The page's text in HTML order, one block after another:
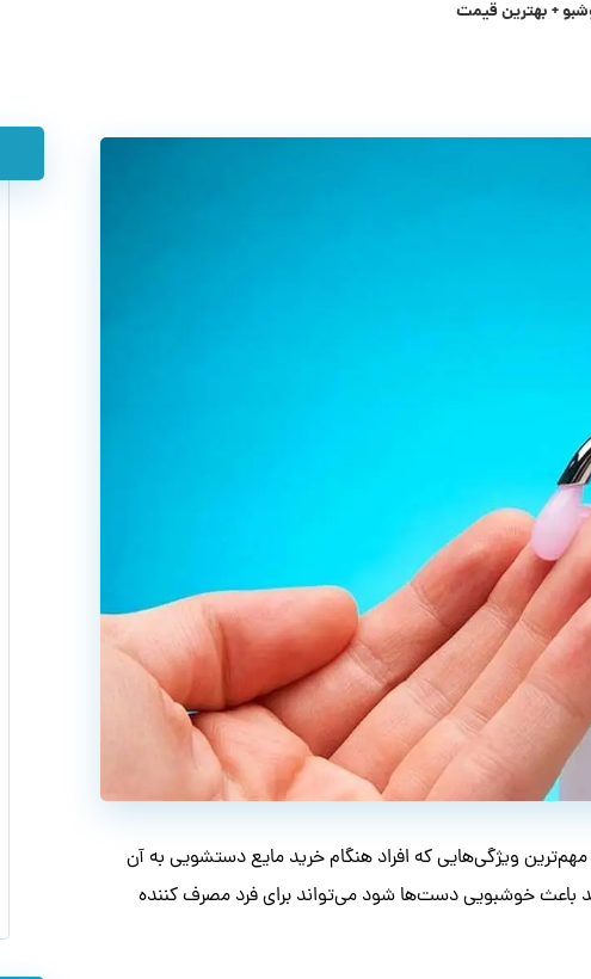
+ بهترین قیمت
ویژگی‌هایی که افراد هنگام خرید مایع دستشویی به آن
باعث خوشبویی دست‌ها شود می‌تواند برای فرد مصرف کننده